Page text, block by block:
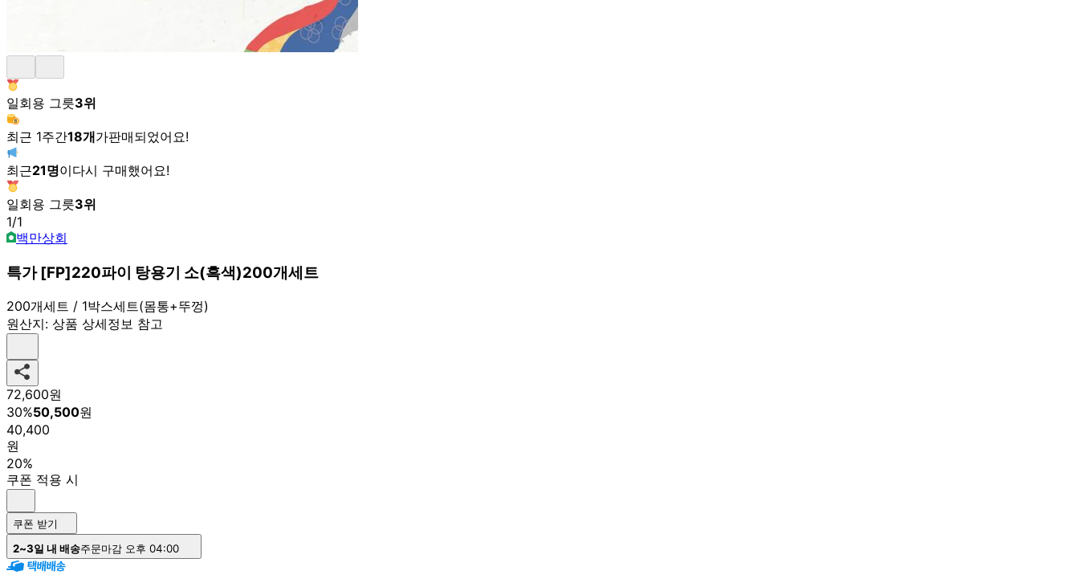
일회용 그릇3위
최근 1주간18개가판매되었어요!
최근21명이다시 구매했어요!
일회용 그릇3위
1/1
백만상회
특가 [FP]220파이 탕용기 소(흑색)200개세트
200개세트 / 1박스세트(몸통+뚜껑)
원산지: 상품 상세정보 참고
72,600원
30%50,500원
40,400
원
20%
쿠폰 적용 시
쿠폰 받기
2~3일 내 배송주문마감 오후 04:00